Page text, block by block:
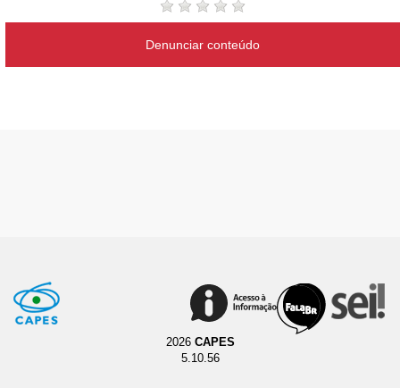
Denunciar conteúdo
2026 CAPES
5.10.56